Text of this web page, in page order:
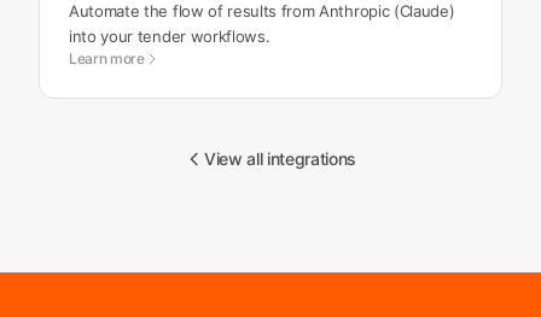
Automate the flow of results from Anthropic (Claude)
into your tender workflows.
Learn more
View all integrations